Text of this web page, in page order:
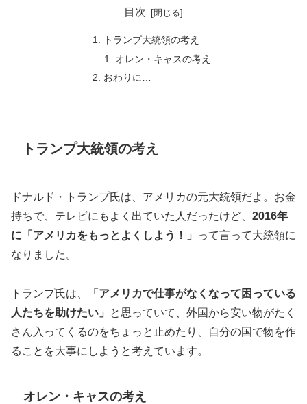
目次
トランプ大統領の考え
オレン・キャスの考え
おわりに…
トランプ大統領の考え
ドナルド・トランプ氏は、アメリカの元大統領だよ。お金
持ちで、テレビにもよく出ていた人だったけど、 2016年
に「アメリカをもっとよくしよう！」
って言って大統領に
なりました。
トランプ氏は、
「アメリカで仕事がなくなって困っている
人たちを助けたい」
と思っていて、外国から安い物がたく
さん入ってくるのをちょっと止めたり、自分の国で物を作
ることを大事にしようと考えています。
オレン・キャスの考え